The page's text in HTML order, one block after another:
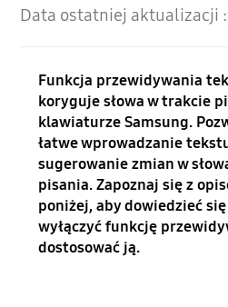
Data ostatniej aktualizacji :
Funkcja przewidywania
koryguje słowa w trakcie
klawiaturze Samsung.
łatwe wprowadzanie
sugerowanie zmian w
pisania. Zapoznaj się z
poniżej, aby dowiedzieć się
wyłączyć funkcję
dostosować ją.